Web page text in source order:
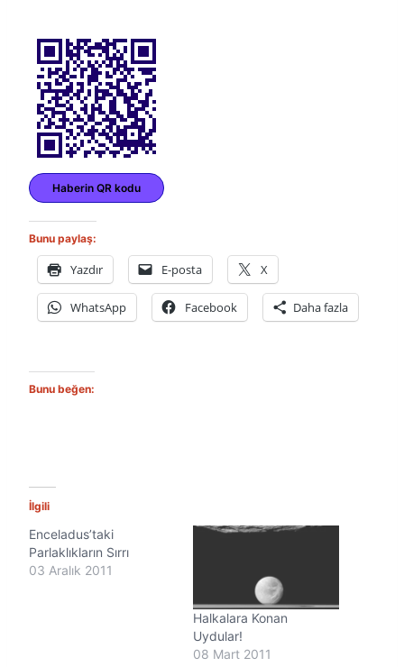
Haberin QR kodu
Bunu paylaş:
Yazdır E-posta X
WhatsApp Facebook Daha fazla
Bunu beğen:
İlgili
Enceladus’taki
Parlaklıkların Sırrı
03 Aralık 2011
Halkalara Konan
Uydular!
08 Mart 2011